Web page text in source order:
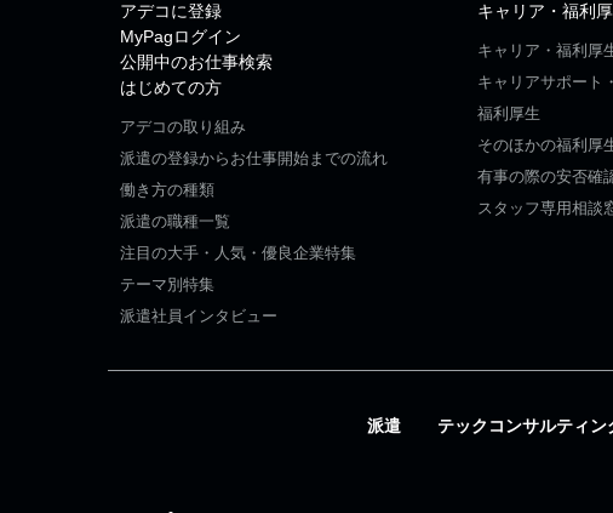
アデコに登録
MyPagログイン
公開中のお仕事検索
はじめての方
アデコの取り組み
派遣の登録からお仕事開始までの流れ
働き方の種類
派遣の職種一覧
注目の大手・人気・優良企業特集
テーマ別特集
派遣社員インタビュー
キャリア・福利
キャリア・福利厚
キャリアサポート
福利厚生
そのほかの福利厚
有事の際の安否確
スタッフ専用相談
派遣 テックコンサルティン